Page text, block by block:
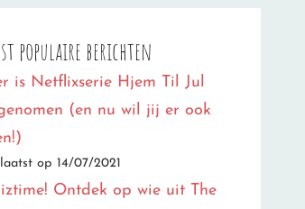
populaire berichten
is Netflixserie Hjem Til Jul
(en nu wil jij er ook
op 14/07/2021
Ontdek op wie uit The